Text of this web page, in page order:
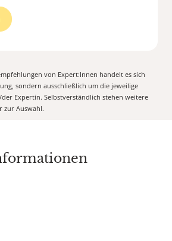
von Expert:Innen handelt es sich
sondern ausschließlich um die jeweilige
Expertin. Selbstverständlich stehen weitere
zur Auswahl.